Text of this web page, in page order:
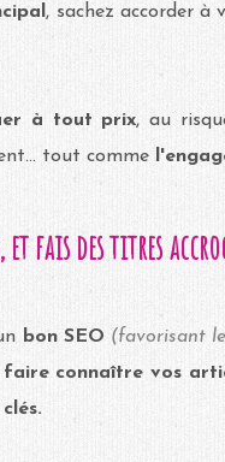
, sachez accorder
à tout prix, au
tout comme
et fais des titres
bon SEO (favorisant
connaître vos